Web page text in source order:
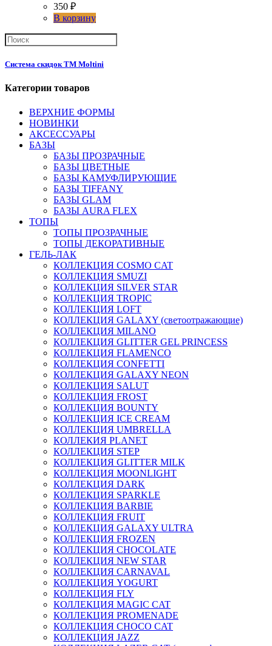
350 ₽
В корзину
Система скидок ТМ Moltini
Категории товаров
ВЕРХНИЕ ФОРМЫ
НОВИНКИ
АКСЕССУАРЫ
БАЗЫ
БАЗЫ ПРОЗРАЧНЫЕ
БАЗЫ ЦВЕТНЫЕ
БАЗЫ КАМУФЛИРУЮЩИЕ
БАЗЫ TIFFANY
БАЗЫ GLAM
БАЗЫ AURA FLEX
ТОПЫ
ТОПЫ ПРОЗРАЧНЫЕ
ТОПЫ ДЕКОРАТИВНЫЕ
ГЕЛЬ-ЛАК
КОЛЛЕКЦИЯ COSMO CAT
КОЛЛЕКЦИЯ SMUZI
КОЛЛЕКЦИЯ SILVER STAR
КОЛЛЕКЦИЯ TROPIC
КОЛЛЕКЦИЯ LOFT
КОЛЛЕКЦИЯ GALAXY (светоотражающие)
КОЛЛЕКЦИЯ MILANO
КОЛЛЕКЦИЯ GLITTER GEL PRINCESS
КОЛЛЕКЦИЯ FLAMENCO
КОЛЛЕКЦИЯ CONFETTI
КОЛЛЕКЦИЯ GALAXY NEON
КОЛЛЕКЦИЯ SALUT
КОЛЛЕКЦИЯ FROST
КОЛЛЕКЦИЯ BOUNTY
КОЛЛЕКЦИЯ ICE CREAM
КОЛЛЕКЦИЯ UMBRELLA
КОЛЛЕКИЯ PLANET
КОЛЛЕКЦИЯ STEP
КОЛЛЕКЦИЯ GLITTER MILK
КОЛЛЕКЦИЯ MOONLIGHT
КОЛЛЕКЦИЯ DARK
КОЛЛЕКЦИЯ SPARKLE
КОЛЛЕКЦИЯ BARBIE
КОЛЛЕКЦИЯ FRUIT
КОЛЛЕКЦИЯ GALAXY ULTRA
КОЛЛЕКЦИЯ FROZEN
КОЛЛЕКЦИЯ CHOCOLATE
КОЛЛЕКЦИЯ NEW STAR
КОЛЛЕКЦИЯ CARNAVAL
КОЛЛЕКЦИЯ YOGURT
КОЛЛЕКЦИЯ FLY
КОЛЛЕКЦИЯ MAGIC CAT
КОЛЛЕКЦИЯ PROMENADE
КОЛЛЕКЦИЯ CHOCO CAT
КОЛЛЕКЦИЯ JAZZ